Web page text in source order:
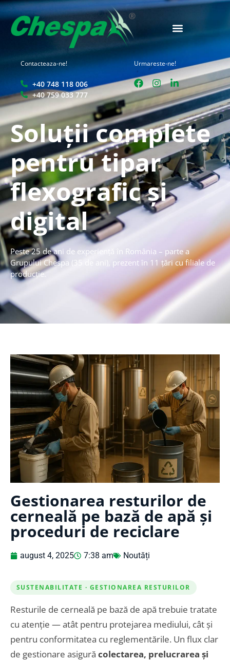
Contacteaza-ne!
+40 748 118 006
+40 759 033 777
Urmareste-ne!
Soluții complete
pentru tipar
flexografic și
digital
Peste 25 de ani de experiență în România – parte a
Grupului Chespa (35 de ani), prezent în 11 țări cu filiale de
producție.
Gestionarea resturilor de
cerneală pe bază de apă și
proceduri de reciclare
august 4, 2025 7:38 am Noutăți
SUSTENABILITATE · GESTIONAREA RESTURILOR
Resturile de cerneală pe bază de apă trebuie tratate
cu atenție — atât pentru protejarea mediului, cât și
pentru conformitatea cu reglementările. Un flux clar
de gestionare asigură colectarea, prelucrarea și